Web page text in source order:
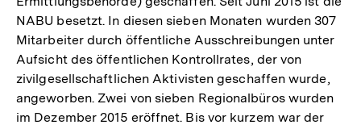
NABU besetzt. In diesen sieben Monaten wurden 307
Mitarbeiter durch öffentliche Ausschreibungen unter
Aufsicht des öffentlichen Kontrollrates, der von
zivilgesellschaftlichen Aktivisten geschaffen wurde,
angeworben. Zwei von sieben Regionalbüros wurden
im Dezember 2015 eröffnet. Bis vor kurzem war der